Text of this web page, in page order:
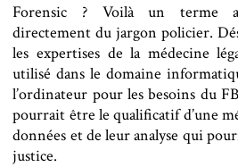
Forensic ? Voilà un terme
directement du jargon policier.
les expertises de la médecine
utilisé dans le domaine
l’ordinateur pour les besoins du
pourrait être le qualificatif d’une
données et de leur analyse qui
justice.